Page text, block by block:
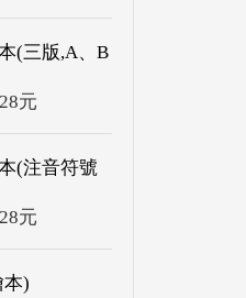
(三版,A、B
元
(注音符號
元
本)